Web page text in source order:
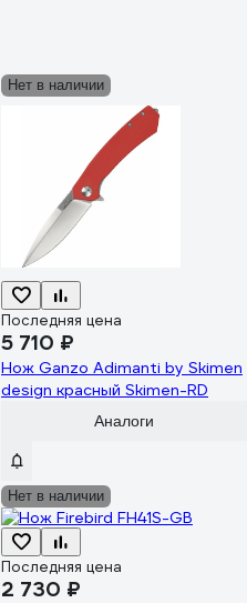
Нет в наличии
Последняя цена
5 710 ₽
Нож Ganzo Adimanti by Skimen
design красный Skimen-RD
Аналоги
Нет в наличии
Последняя цена
2 730 ₽